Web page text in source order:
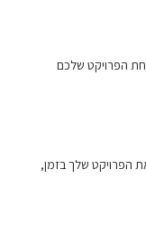
הפרויקט שלכם
הפרויקט שלך בזמן,